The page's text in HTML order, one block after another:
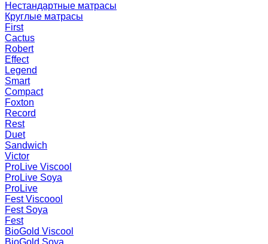
Нестандартные матрасы
Круглые матрасы
First
Cactus
Robert
Effect
Legend
Smart
Compact
Foxton
Record
Rest
Duet
Sandwich
Victor
ProLive Viscool
ProLive Soya
ProLive
Fest Viscoool
Fest Soya
Fest
BioGold Viscool
BioGold Soya